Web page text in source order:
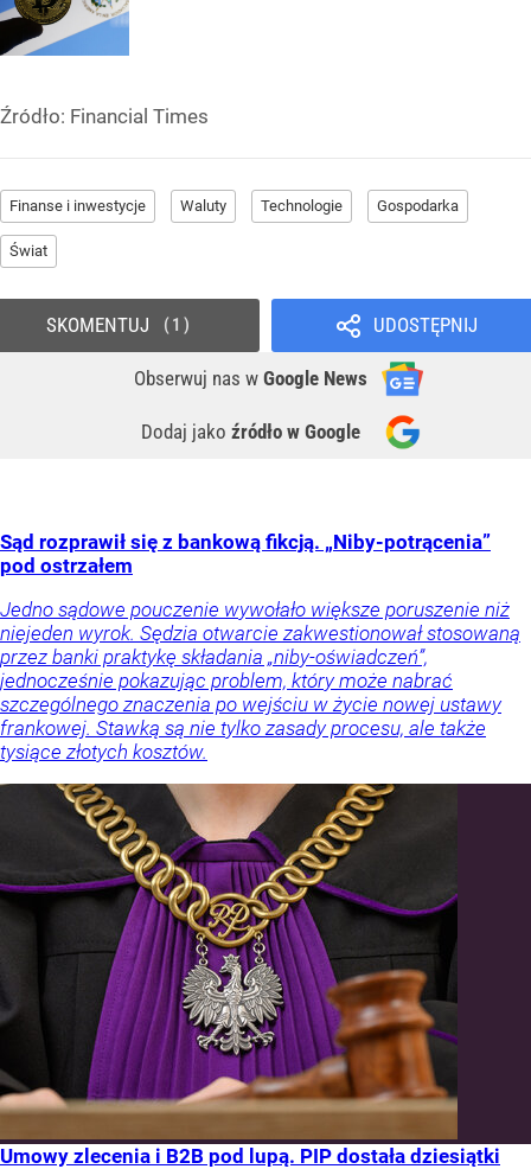
Źródło: Financial Times
Finanse i inwestycje Waluty Technologie Gospodarka
Świat
UDOSTĘPNIJ
Obserwuj nas w Google News
Dodaj jako źródło w Google
SKOMENTUJ 1
Sąd rozprawił się z bankową fikcją. „Niby-potrącenia”
pod ostrzałem
Jedno sądowe pouczenie wywołało większe poruszenie niż
niejeden wyrok. Sędzia otwarcie zakwestionował stosowaną
przez banki praktykę składania „niby-oświadczeń”,
jednocześnie pokazując problem, który może nabrać
szczególnego znaczenia po wejściu w życie nowej ustawy
frankowej. Stawką są nie tylko zasady procesu, ale także
tysiące złotych kosztów.
Umowy zlecenia i B2B pod lupą. PIP dostała dziesiątki